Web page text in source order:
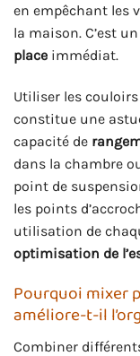
en empêchant les
la maison. C’est
place immédiat.
Utiliser les
constitue une
capacité de
dans la chambre
point de
les points
utilisation de
optimisation de
Pourquoi mixer
améliore-t-il
Combiner